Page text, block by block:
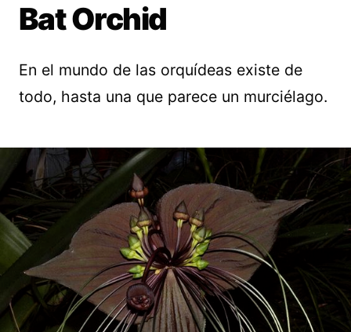
Bat Orchid
En el mundo de las orquídeas existe de
todo, hasta una que parece un murciélago.